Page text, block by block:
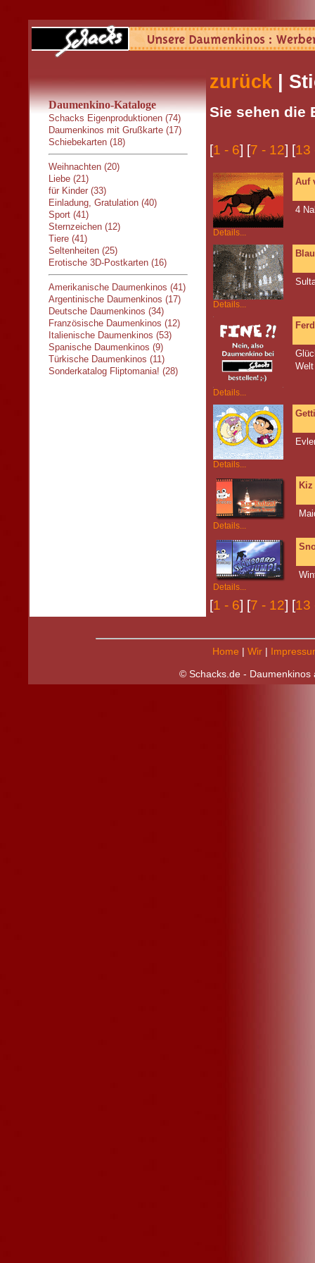
Daumenkino-Kataloge
Schacks Eigenproduktionen (74)
Daumenkinos mit Grußkarte (17)
Schiebekarten (18)
Weihnachten (20)
Liebe (21)
für Kinder (33)
Einladung, Gratulation (40)
Sport (41)
Sternzeichen (12)
Tiere (41)
Seltenheiten (25)
Erotische 3D-Postkarten (16)
Amerikanische Daumenkinos (41)
Argentinische Daumenkinos (17)
Deutsche Daumenkinos (34)
Französische Daumenkinos (12)
Italienische Daumenkinos (53)
Spanische Daumenkinos (9)
Türkische Daumenkinos (11)
Sonderkatalog Fliptomania! (28)
zurück |
Sie sehen die
[1 - 6] [7 - 12] [13
Details...
Auf
4
Details...
Details...
Welt
Details...
Details...
Details...
[1 - 6] [7 - 12] [13
Home | Wir|
© Schacks.de - Daumenkinos